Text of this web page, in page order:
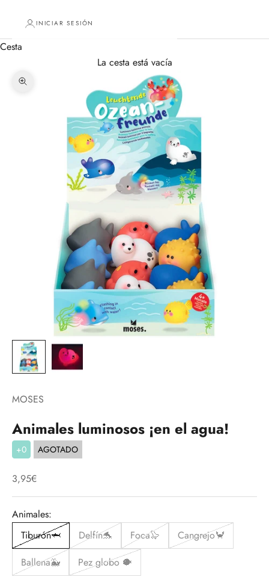
INICIAR SESIÓN
Cesta
La cesta está vacía
Zoom
MOSES
Animales luminosos ¡en el agua!
+0 AGOTADO
Precio de oferta
3,95€
Animales:
Tiburón🦈
Delfín🐬 Foca🦭
Cangrejo🦀
Ballena🐳
Pez globo 🐡